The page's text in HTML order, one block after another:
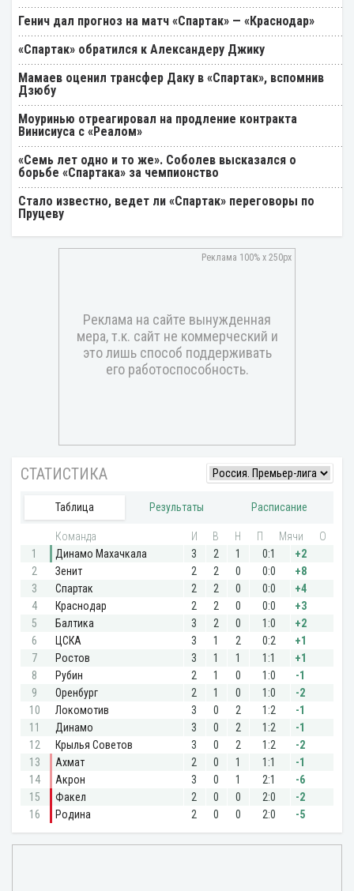
Генич дал прогноз на матч «Спартак» — «Краснодар»
«Спартак» обратился к Александеру Джику
Мамаев оценил трансфер Даку в «Спартак», вспомнив
Дзюбу
Моуринью отреагировал на продление контракта
Винисиуса с «Реалом»
«Семь лет одно и то же». Соболев высказался о
борьбе «Спартака» за чемпионство
Стало известно, ведет ли «Спартак» переговоры по
Пруцеву